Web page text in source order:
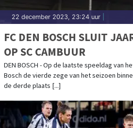
22 december 2023, 23:24 uur
FC DEN BOSCH SLUIT
OP SC CAMBUUR
DEN BOSCH - Op de laatste speeldag van
Bosch de vierde zege van het seizoen
de derde plaats [...]